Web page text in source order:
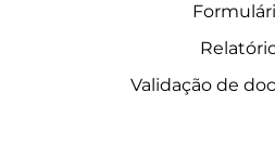
Validação de